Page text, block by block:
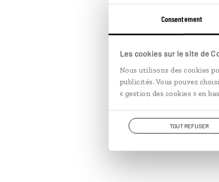
Consentement
Les cookies sur le site de
Nous utilisons des cookies
publicités. Vous pouvez
« gestion des cookies » en
TOUT REFUSER